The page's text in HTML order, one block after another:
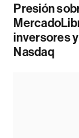
Presión
inversores
Nasdaq